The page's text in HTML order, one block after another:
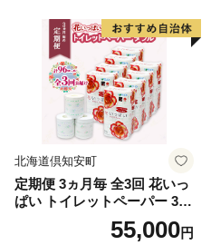
りべしや ニセコ 北海道 倶知
安町 加工食品 惣菜
北海道倶知安町
定期便 3ヵ月毎 全3回 花いっ
ぱい トイレットペーパー 30
ｍ 96ロール ダブル 全18種 花
柄 プリント ハーブ 香り付き
55,000円